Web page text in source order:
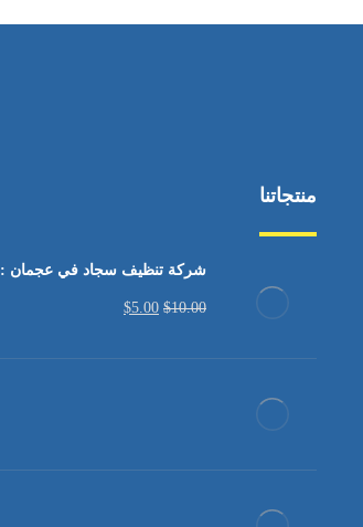
منتجاتنا
شركة تنظيف سجاد في عجمان :0551030483
$10.00
$5.00